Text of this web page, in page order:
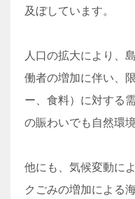
及ぼしています。
人口の拡大により、
働者の増加に伴い、
ー、食料）に対する
の賑わいでも自然環
他にも、気候変動に
クごみの増加による